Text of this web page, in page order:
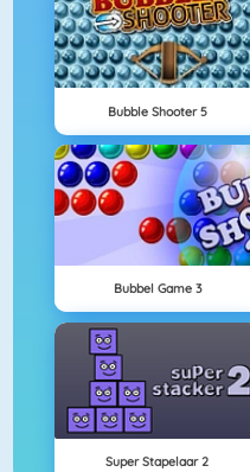
Bubble Shooter 5
Bubbel Game 3
Super Stapelaar 2